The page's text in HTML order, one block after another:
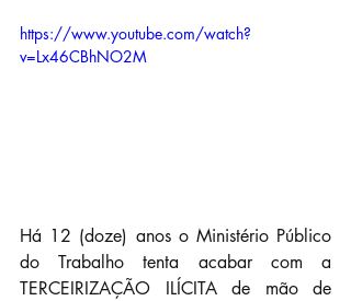
https://www.youtube.com/watch?
v=Lx46CBhNO2M
Há 12 (doze) anos o Ministério Público
do Trabalho tenta acabar com a
TERCEIRIZAÇÃO ILÍCITA de mão de